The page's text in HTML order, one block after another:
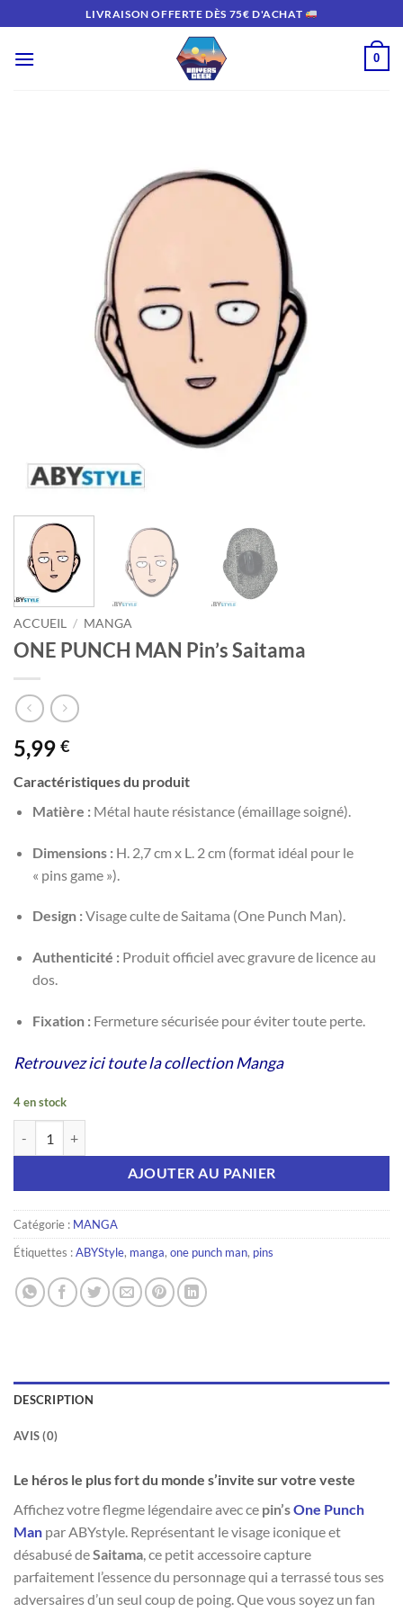
au
contenu
LIVRAISON OFFERTE DÈS 75€ D'ACHAT
0
ACCUEIL / MANGA
ONE PUNCH MAN Pin’s Saitama
5,99 €
Caractéristiques du produit
Matière :Métal haute résistance (émaillage soigné).
Dimensions :H. 2,7 cm x L. 2 cm (format idéal pour le
« pins game »).
Design :Visage culte de Saitama (One Punch Man).
Authenticité :Produit officiel avec gravure de licence au
dos.
Fixation :Fermeture sécurisée pour éviter toute perte.
Retrouvez ici toute la collection Manga
4 en stock
AJOUTER AU PANIER
Catégorie : MANGA
Étiquettes :ABYStyle, manga, one punch man, pins
DESCRIPTION
AVIS (0)
Le héros le plus fort du monde s’invite sur votre veste
Affichez votre flegme légendaire avec ce pin’sOne Punch
Man par ABYstyle. Représentant le visage iconique et
désabusé deSaitama, ce petit accessoire capture
parfaitement l’essence du personnage qui a terrassé tous ses
adversaires d’un seul coup de poing. Que vous soyez un fan